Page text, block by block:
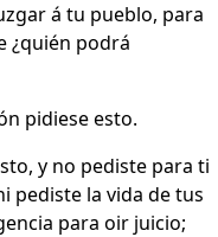
á tu pueblo, para
¿quién podrá
pidiese esto.
y no pediste para ti
pediste la vida de tus
para oir juicio;